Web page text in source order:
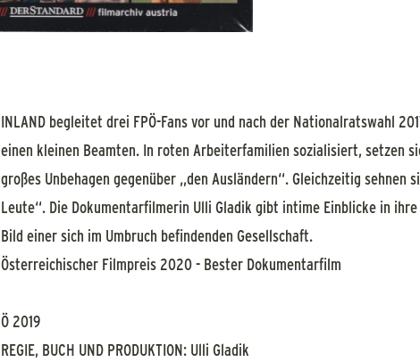
INLAND begleitet drei FPÖ-Fans vor und nach der Nationalratswahl
einen kleinen Beamten. In roten Arbeiterfamilien sozialisiert, setzen
großes Unbehagen gegenüber „den Ausländern“. Gleichzeitig sehnen
Leute“. Die Dokumentarfilmerin Ulli Gladik gibt intime Einblicke in
Bild einer sich im Umbruch befindenden Gesellschaft.
Österreichischer Filmpreis 2020 - Bester Dokumentarfilm
Ö 2019
REGIE, BUCH UND PRODUKTION: Ulli Gladik